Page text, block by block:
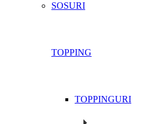
SOSURI
TOPPING
TOPPINGURI